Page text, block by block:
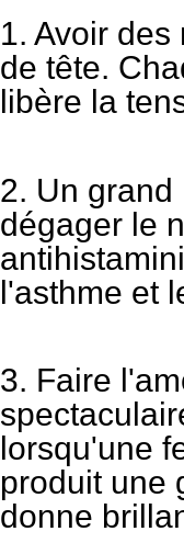
1. Avoir
de tête.
libère la
2. Un
dégager le
l'asthme et
3. Faire
lorsqu'une
produit une
donne